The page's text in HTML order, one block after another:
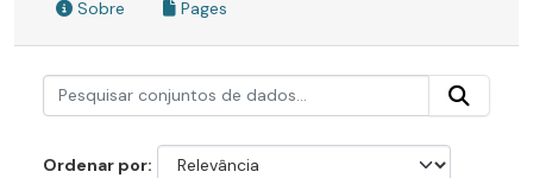
Sobre Pages
Ordenar por